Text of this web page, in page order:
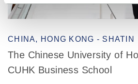
CHINA, HONG KONG - SHATIN
The Chinese University of
CUHK Business School